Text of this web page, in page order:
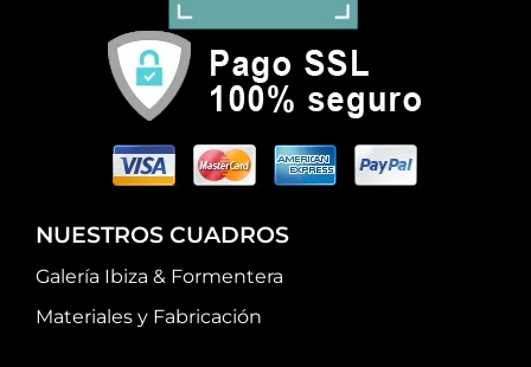
NUESTROS CUADROS
Galería Ibiza & Formentera
Materiales y Fabricación